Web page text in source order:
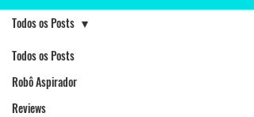
Todos os Posts
Robô Aspirador
Reviews
Todos os Posts